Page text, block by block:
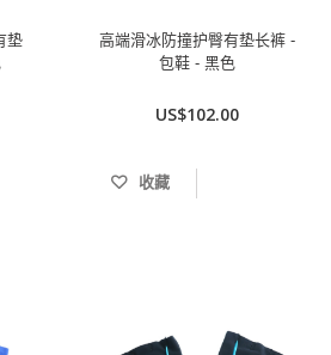
垫
高端滑冰防撞护臀有垫长裤 -
包鞋 - 黑色
US$102.00
收藏